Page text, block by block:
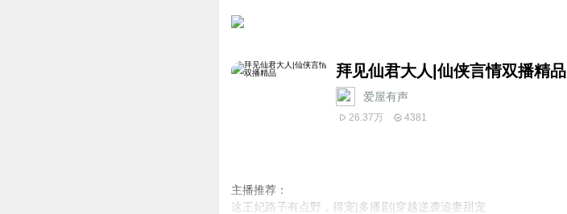
拜见仙君大人|仙侠言情双播精品
爱屋有声
26.37万 4381
主播推荐：
这王妃路子有点野，得宠|多播剧|穿越逆袭追妻甜宠